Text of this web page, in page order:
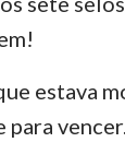
1
estava
para